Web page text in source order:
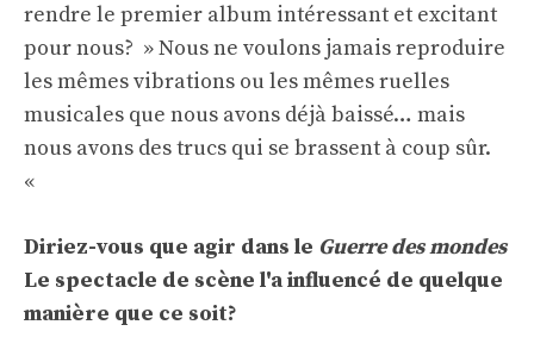
rendre le premier album intéressant et excitant
pour nous? » Nous ne voulons jamais reproduire
les mêmes vibrations ou les mêmes ruelles
musicales que nous avons déjà baissé… mais
nous avons des trucs qui se brassent à coup sûr.
«
Diriez-vous que agir dans le Guerre des mondes
Le spectacle de scène l'a influencé de quelque
manière que ce soit?